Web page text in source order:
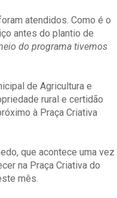
atendidos. Como é o
antes do plantio de
do programa tivemos
de Agricultura e
rural e certidão
à Praça Criativa
que acontece uma vez
na Praça Criativa do
mês.